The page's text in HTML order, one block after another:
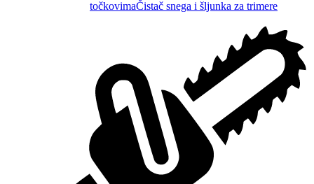
točkovimaČistač snega i šljunka za trimere